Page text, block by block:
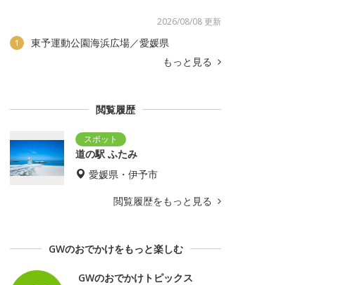
2026/08/08 更新
1
東予運動公園海浜広場／愛媛県
もっと見る
閲覧履歴
道の駅 ふたみ
愛媛県・伊予市
閲覧履歴をもっと見る
GWのおでかけをもっと楽しむ
GWのおでかけトピックス